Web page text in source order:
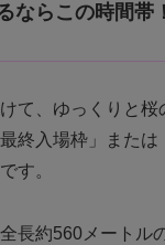
ならこの時間帯
て、ゆっくりと
終入場枠」または
す。
長約560メートル